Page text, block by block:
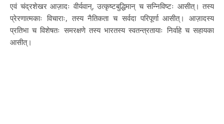
एवं चंद्रशेखर आज़ादः वीर्यवान्, उत्कृष्टबुद्धिमान् च सन्निविष्टः आसीत्। तस्य
प्रेरणात्मकाः विचाराः, तस्य नैतिकता च सर्वदा परिपूर्णा आसीत्। आज़ादस्य
प्रतिभा च विशेषतः समरक्षणे तस्य भारतस्य स्वतन्त्रतायाः निर्वाहे च सहायका
आसीत्।